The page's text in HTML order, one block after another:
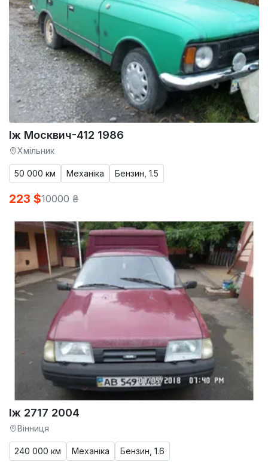
Іж Москвич-412 1986
Хмільник
50 000 км Механіка Бензин, 1.5
223 $10000 ₴
Іж 2717 2004
Вінниця
240 000 км Механіка Бензин, 1.6